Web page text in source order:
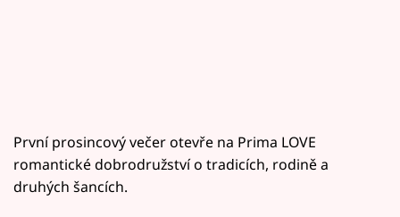
První prosincový večer otevře na Prima LOVE
romantické dobrodružství o tradicích, rodině a
druhých šancích.